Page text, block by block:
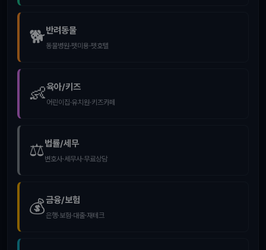
🐕반려동물
동물병원·펫미용·펫호텔
👶육아/키즈
어린이집·유치원·키즈카페
⚖️법률/세무
변호사·세무사·무료상담
💰금융/보험
은행·보험·대출·재테크